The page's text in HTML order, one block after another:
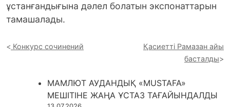
ұстанғандығына дәлел болатын экспонаттарын
тамашалады.
Конкурс сочинений
Қасиетті Рамазан айы
басталды
МАМЛЮТ АУДАНДЫҚ «MUSTAFA»
МЕШІТІНЕ ЖАҢА ҰСТАЗ ТАҒАЙЫНДАЛДЫ